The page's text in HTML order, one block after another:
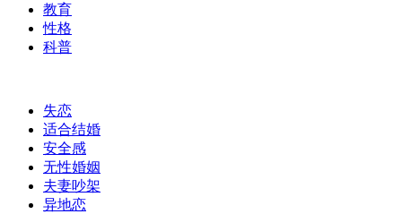
教育
性格
科普
失恋
适合结婚
安全感
无性婚姻
夫妻吵架
异地恋